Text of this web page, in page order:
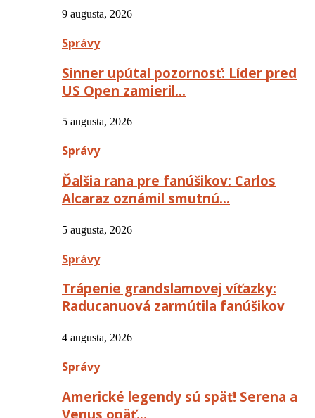
9 augusta, 2026
Správy
Sinner upútal pozornosť: Líder pred
US Open zamieril…
5 augusta, 2026
Správy
Ďalšia rana pre fanúšikov: Carlos
Alcaraz oznámil smutnú…
5 augusta, 2026
Správy
Trápenie grandslamovej víťazky:
Raducanuová zarmútila fanúšikov
4 augusta, 2026
Správy
Americké legendy sú späť! Serena a
Venus opäť…